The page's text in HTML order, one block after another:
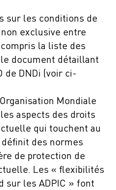
sur les conditions de
exclusive entre
la liste des
document détaillant
de DNDi (voir ci-
Mondiale
aspects des droits
qui touchent au
définit des normes
de protection de
Les « flexibilités
sur les ADPIC » font